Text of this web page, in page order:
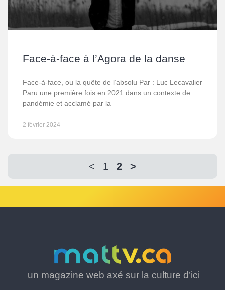
Face-à-face à l’Agora de la danse
Face-à-face, ou la quête de l’absolu Par : Luc Lecavalier
Paru une première fois en 2021 dans un contexte de
pandémie et acclamé par la
2 février 2024
< 1 2 >
un magazine web axé sur la culture d’ici